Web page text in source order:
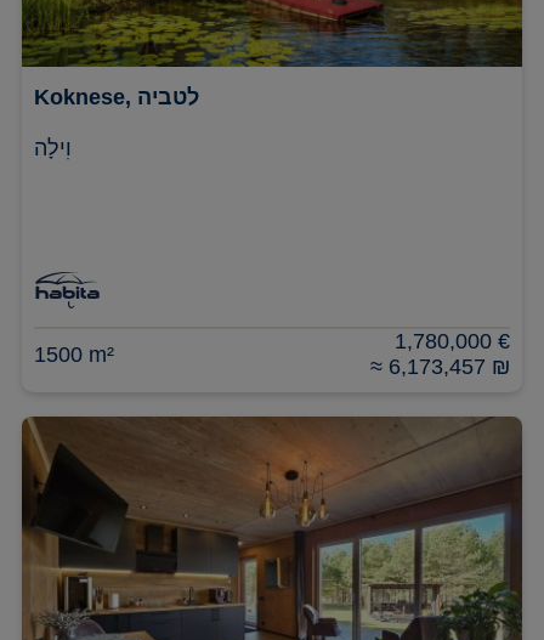
Koknese, לטביה
וִילָה
1500 m²
1,780,000 €
≈ 6,173,457 ₪